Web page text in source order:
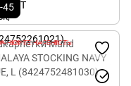
45
НАЯВНІСТЬ